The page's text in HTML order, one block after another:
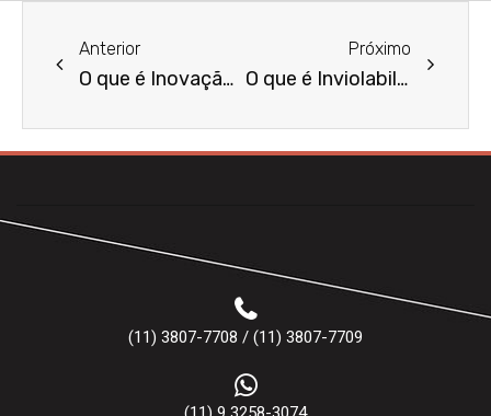
Anterior
O que é Inovação Tecnológica no Direito?
Próximo
O que é Inviolabilidade do Domicílio?
(11) 3807-7708 / (11) 3807-7709